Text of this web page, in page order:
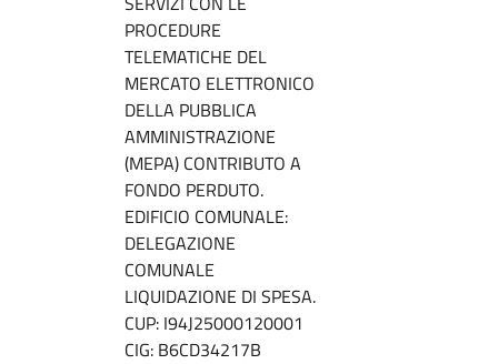
PROCEDURE
TELEMATICHE DEL
MERCATO ELETTRONICO
DELLA PUBBLICA
AMMINISTRAZIONE
(MEPA) CONTRIBUTO A
FONDO PERDUTO.
EDIFICIO COMUNALE:
DELEGAZIONE
COMUNALE
LIQUIDAZIONE DI SPESA.
CUP: I94J25000120001
CIG: B6CD34217B